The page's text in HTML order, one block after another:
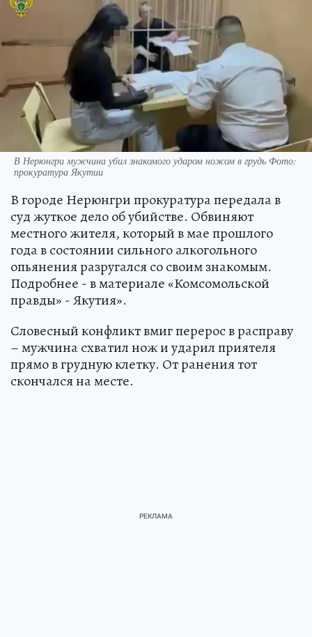
В Нерюнгри мужчина убил знакомого ударом ножом в грудь Фото:
прокуратура Якутии
В городе Нерюнгри прокуратура передала в
суд жуткое дело об убийстве. Обвиняют
местного жителя, который в мае прошлого
года в состоянии сильного алкогольного
опьянения разругался со своим знакомым.
Подробнее - в материале «Комсомольской
правды» - Якутия».
Словесный конфликт вмиг перерос в расправу
– мужчина схватил нож и ударил приятеля
прямо в грудную клетку. От ранения тот
скончался на месте.